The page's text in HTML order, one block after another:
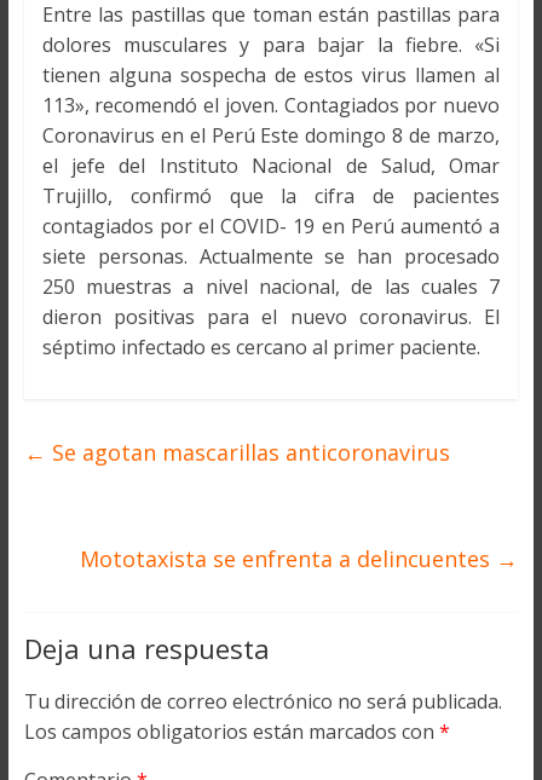
Entre las pastillas que toman están pastillas para
dolores musculares y para bajar la fiebre. «Si
tienen alguna sospecha de estos virus llamen al
113», recomendó el joven. Contagiados por nuevo
Coronavirus en el Perú Este domingo 8 de marzo,
el jefe del Instituto Nacional de Salud, Omar
Trujillo, confirmó que la cifra de pacientes
contagiados por el COVID- 19 en Perú aumentó a
siete personas. Actualmente se han procesado
250 muestras a nivel nacional, de las cuales 7
dieron positivas para el nuevo coronavirus. El
séptimo infectado es cercano al primer paciente.
← Se agotan mascarillas anticoronavirus
Mototaxista se enfrenta a delincuentes →
Deja una respuesta
Tu dirección de correo electrónico no será publicada.
Los campos obligatorios están marcados con *